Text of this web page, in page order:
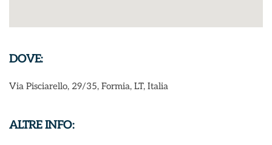
DOVE:
Via Pisciarello, 29/35, Formia, LT, Italia
ALTRE INFO: